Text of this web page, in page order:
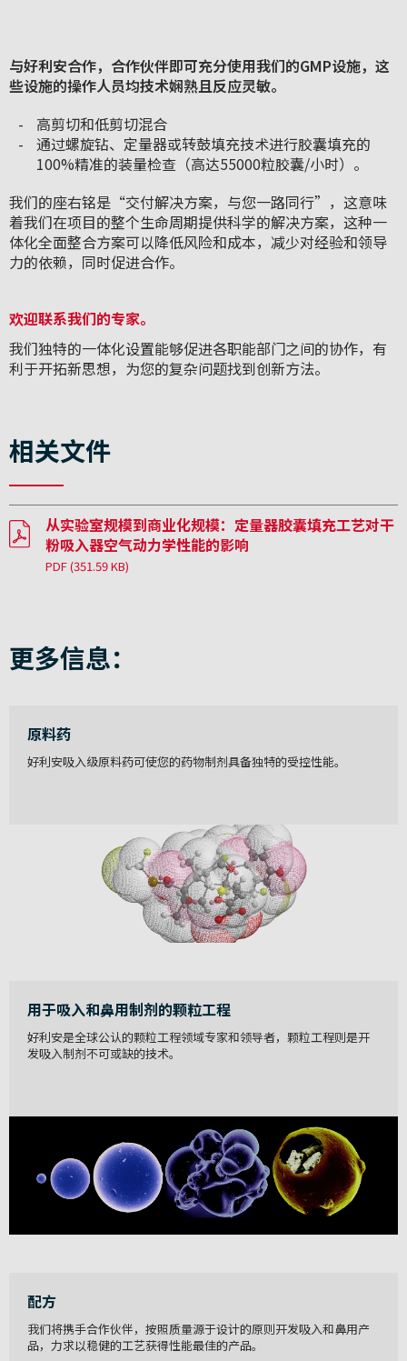
与好利安合作，合作伙伴即可充分使用我们的GMP设施，这
些设施的操作人员均技术娴熟且反应灵敏。
高剪切和低剪切混合
通过螺旋钻、定量器或转鼓填充技术进行胶囊填充的
100%精准的装量检查（高达55000粒胶囊/小时）。
我们的座右铭是“交付解决方案，与您一路同行”，这意味
着我们在项目的整个生命周期提供科学的解决方案，这种一
体化全面整合方案可以降低风险和成本，减少对经验和领导
力的依赖，同时促进合作。
欢迎联系我们的专家。
我们独特的一体化设置能够促进各职能部门之间的协作，有
利于开拓新思想，为您的复杂问题找到创新方法。
相关文件
从实验室规模到商业化规模：定量器胶囊填充工艺对干
粉吸入器空气动力学性能的影响
PDF(351.59 KB)
更多信息：
原料药
好利安吸入级原料药可使您的药物制剂具备独特的受控性能。
用于吸入和鼻用制剂的颗粒工程
好利安是全球公认的颗粒工程领域专家和领导者，颗粒工程则是开
发吸入制剂不可或缺的技术。
配方
我们将携手合作伙伴，按照质量源于设计的原则开发吸入和鼻用产
品，力求以稳健的工艺获得性能最佳的产品。